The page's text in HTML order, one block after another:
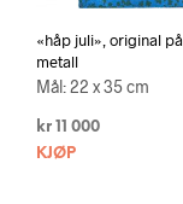
«håp juli», original på
metall
Mål: 22 x 35 cm
kr 11 000
KJØP